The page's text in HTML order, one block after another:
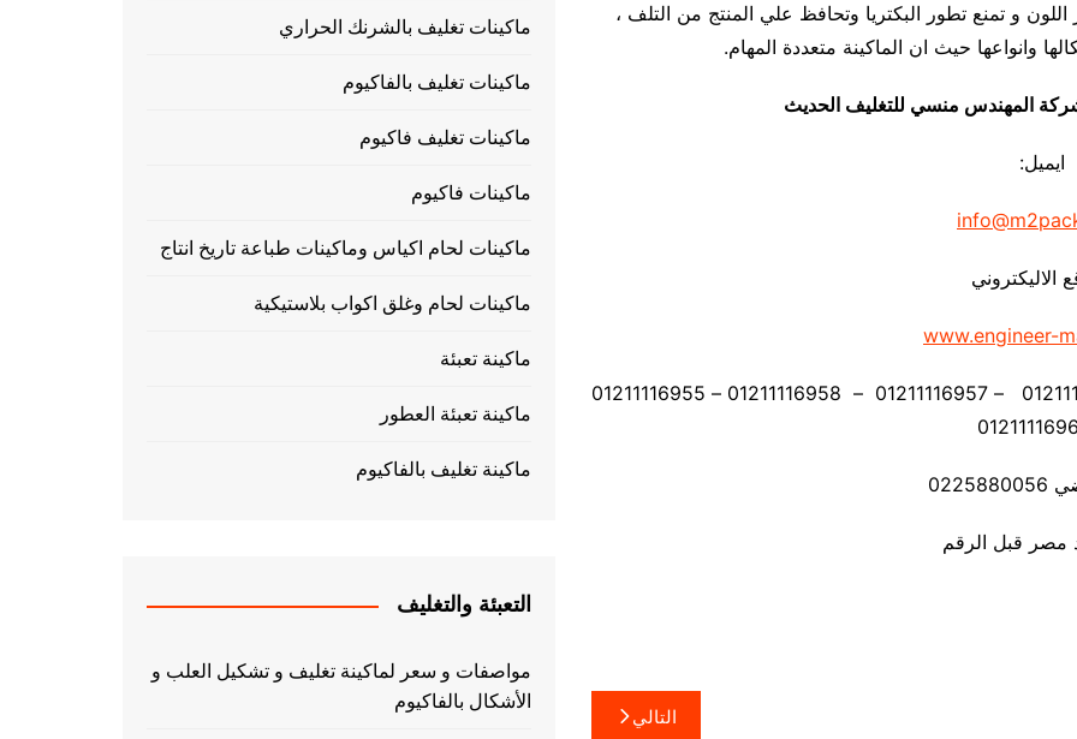
و تمنع تطور البكتريا وتحافظ علي المنتج من التلف ،
وانواعها حيث ان الماكينة متعددة المهام.
شركة المهندس منسي للتغليف الحديث
ايميل:
الاليكتروني
www.engineer-
موبايل: 01211116954 – 01211116955 – 01211116956 – 01211116957 – 01211116958 – 01211116955
التالي
ماكينات تغليف بالشرنك الحراري
ماكينات تغليف بالفاكيوم
ماكينات تغليف فاكيوم
ماكينات فاكيوم
ماكينات لحام اكياس وماكينات طباعة تاريخ انتاج
ماكينات لحام وغلق اكواب بلاستيكية
ماكينة تعبئة
ماكينة تعبئة العطور
ماكينة تغليف بالفاكيوم
التعبئة والتغليف
مواصفات و سعر لماكينة تغليف و تشكيل العلب و
الأشكال بالفاكيوم